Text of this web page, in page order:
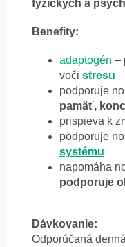
fyzických a
Benefity:
adaptogén –
voči stresu
podporuje
pamäť,
prispieva k
podporuje
systému
napomáha
podporuje
Dávkovanie:
Odporúčaná